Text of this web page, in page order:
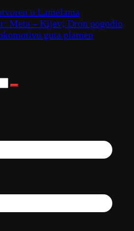
u Lamelama
Meta – Kijev; Dron pogodio
guta plamen